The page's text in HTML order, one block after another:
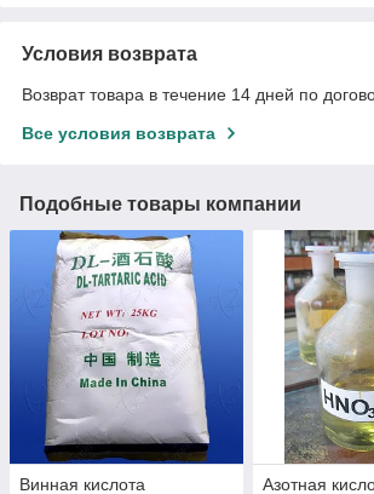
Условия возврата
Возврат товара в течение 14 дней по
Все условия возврата
Подобные товары компании
Винная кислота Азотная